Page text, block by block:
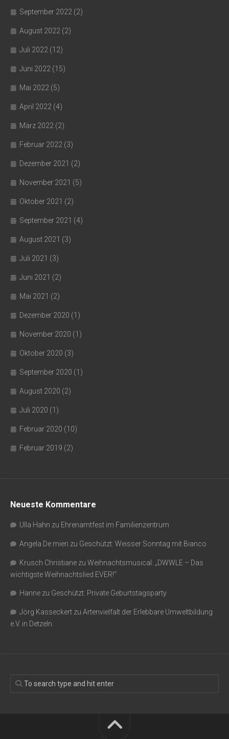
September 2022 (2)
August 2022 (2)
Juli 2022 (12)
Juni 2022 (15)
Mai 2022 (5)
April 2022 (4)
März 2022 (2)
Februar 2022 (3)
Dezember 2021 (2)
November 2021 (5)
Oktober 2021 (2)
September 2021 (4)
August 2021 (3)
Juli 2021 (3)
Juni 2021 (2)
Mai 2021 (2)
Dezember 2020 (1)
November 2020 (1)
Oktober 2020 (3)
September 2020 (1)
August 2020 (2)
Juli 2020 (1)
Februar 2020 (10)
Februar 2019 (2)
Neueste Kommentare
Ulla Hahn zu Ehrenamtfest im Familienzentrum
Angela De mieri zu Geschützt: Weisser Sonntag mit Bianco
Krusch Christiane zu Weihnachtsmusical: „DWWLE – Das
wichtigste Weihnachtslied EVER!“
Hanne zu Geschützt: Private Geburtstagsparty
Jörg Kasseckert zu Artenvielfalt der Erlebbare Umweltbildung
e.V. in Detzeln.